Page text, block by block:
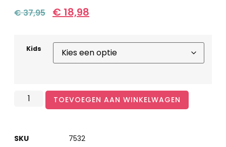
€37,95 € 18,98
Kids
TOEVOEGEN AAN WINKELWAGEN
SKU
7532